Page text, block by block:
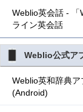
Weblio英会話 - 「
ライン英会話
Weblio公式ア
Weblio英和辞典
(Android)